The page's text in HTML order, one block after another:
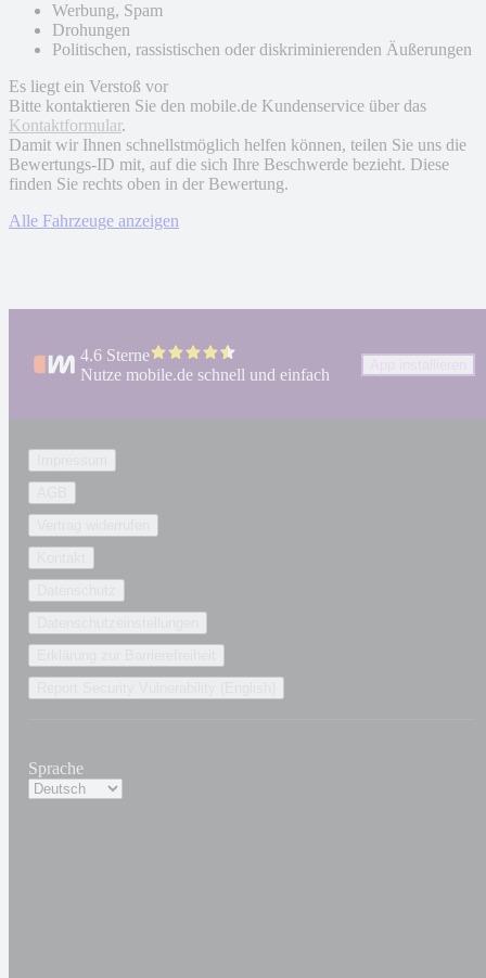
Werbung, Spam
Drohungen
Politischen, rassistischen oder diskriminierenden Äußerungen
Es liegt ein Verstoß vor
Bitte kontaktieren Sie den mobile.de Kundenservice über das
Kontaktformular.
Damit wir Ihnen schnellstmöglich helfen können, teilen Sie uns die
Bewertungs-ID mit, auf die sich Ihre Beschwerde bezieht. Diese
finden Sie rechts oben in der Bewertung.
Alle Fahrzeuge anzeigen
4.6 Sterne
Nutze mobile.de schnell und einfach
Sprache